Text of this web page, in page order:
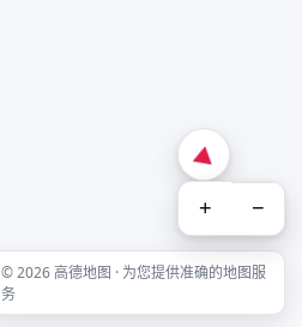
+ −
© 2026 高德地图 · 为您提供准确的地图服
务